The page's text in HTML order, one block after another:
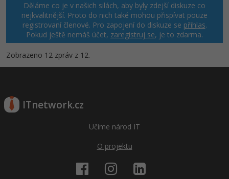
Děláme co je v našich silách, aby byly zdejší diskuze co
nejkvalitnější. Proto do nich také mohou přispívat pouze
registrovaní členové. Pro zapojení do diskuze se přihlas.
Pokud ještě nemáš účet, zaregistruj se, je to zdarma.
Zobrazeno 12 zpráv z 12.
ITnetwork.cz
Učíme národ IT
O projektu